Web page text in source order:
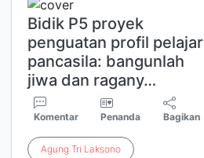
Bidik P5 proyek
penguatan profil pelajar
pancasila: bangunlah
jiwa dan ragany…
Komentar Penanda Bagikan
Agung Tri Laksono